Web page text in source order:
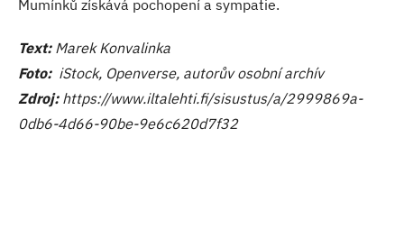
Mumínků získává pochopení a sympatie.
Text: Marek Konvalinka
Foto: iStock, Openverse, autorův osobní archív
Zdroj: https://www.iltalehti.fi/sisustus/a/2999869a-
0db6-4d66-90be-9e6c620d7f32